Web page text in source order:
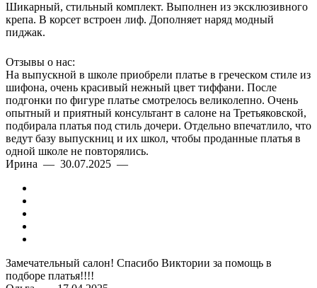
Шикарный, стильный комплект. Выполнен из эксклюзивного
крепа. В корсет встроен лиф. Дополняет наряд модный
пиджак.
Отзывы о нас:
На выпускной в школе приобрели платье в греческом стиле из
шифона, очень красивый нежный цвет тиффани. После
подгонки по фигуре платье смотрелось великолепно. Очень
опытный и приятный консультант в салоне на Третьяковской,
подбирала платья под стиль дочери. Отдельно впечатлило, что
ведут базу выпускниц и их школ, чтобы проданные платья в
одной школе не повторялись.
Ирина — 30.07.2025 —
Замечательный салон! Спасибо Виктории за помощь в
подборе платья!!!!